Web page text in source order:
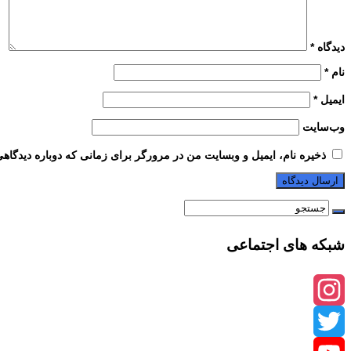
دیدگاه*
نام*
ایمیل*
وب‌سایت
ذخیره نام، ایمیل و وبسایت من در مرورگر برای زمانی که دوباره
شبکه های اجتماعی
Instagram